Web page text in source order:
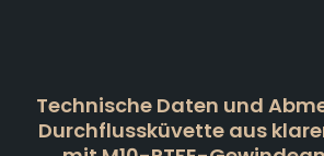
Technische Daten und
Durchflussküvette aus